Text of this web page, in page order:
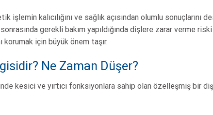
işlemin kalıcılığını ve sağlık açısından olumlu
gerekli bakım yapıldığında dişlere zarar verme
korumak için büyük önem taşır.
Ne Zaman Düşer?
kesici ve yırtıcı fonksiyonlara sahip olan özelleşmiş bir